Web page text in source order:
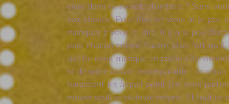
vivre dans ce monde d’ombres ? Sans
aux choses. Peut-être ne vous ai-je pas
manquer à vous le dire. Il y a si peu
puis chacun estime l’autre plus fort
qu’elle nous manque en partie s’ils
ni de votre œuvre incomparable : ce
harassant (et à quel point j’en sens
mourir seul, et plein de mépris. Et tout ce